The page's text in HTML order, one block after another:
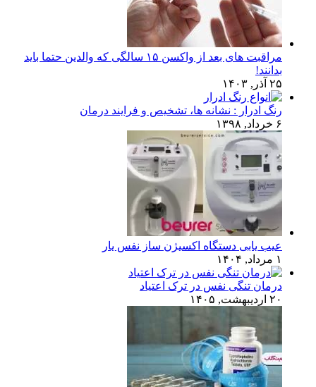
مراقبت های بعد از واکسن ۱۵ سالگی که والدین حتما باید
بدانند!
۲۵ آذر, ۱۴۰۳
رنگ ادرار : نشانه ها، تشخیص و فرایند درمان
۶ خرداد, ۱۳۹۸
عیب یابی دستگاه اکسیژن ساز نفس یار
۱ مرداد, ۱۴۰۴
درمان تنگی نفس در ترک اعتیاد
۲۰ اردیبهشت, ۱۴۰۵